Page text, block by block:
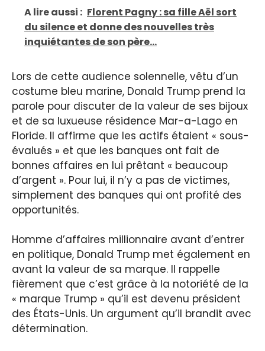
A lire aussi : Florent Pagny : sa fille Aël sort
du silence et donne des nouvelles très
inquiétantes de son père...
Lors de cette audience solennelle, vêtu d’un
costume bleu marine, Donald Trump prend la
parole pour discuter de la valeur de ses bijoux
et de sa luxueuse résidence Mar-a-Lago en
Floride. Il affirme que les actifs étaient « sous-
évalués » et que les banques ont fait de
bonnes affaires en lui prêtant « beaucoup
d’argent ». Pour lui, il n’y a pas de victimes,
simplement des banques qui ont profité des
opportunités.
Homme d’affaires millionnaire avant d’entrer
en politique, Donald Trump met également en
avant la valeur de sa marque. Il rappelle
fièrement que c’est grâce à la notoriété de la
« marque Trump » qu’il est devenu président
des États-Unis. Un argument qu’il brandit avec
détermination.